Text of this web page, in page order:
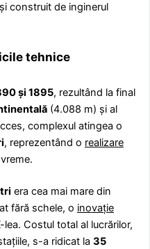
construit de inginerul
tehnice
și 1895, rezultând la final
(4.088 m) și al
complexul atingea o
, reprezentând o realizare
era cea mai mare din
fără schele, o inovație
Costul total al lucrărilor,
s-a ridicat la 35